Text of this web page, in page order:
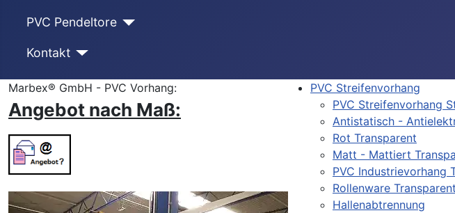
PVC Pendeltore
Kontakt
Marbex® GmbH - PVC Vorhang:
Angebot nach Maß:
PVC Streifenvorhang
PVC Streifenvorhang
Antistatisch -
Rot Transparent
Matt - Mattiert
PVC Industrievorhang
Rollenware Transparent
Hallenabtrennung